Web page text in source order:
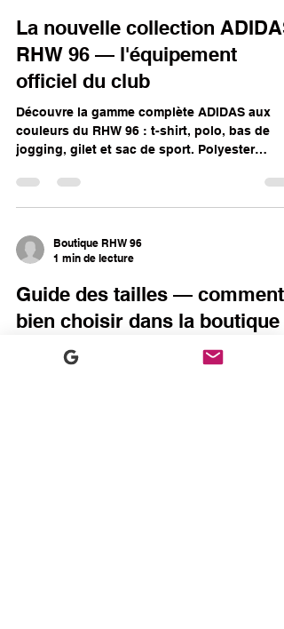
La nouvelle collection ADIDAS
RHW 96 — l'équipement
officiel du club
Découvre la gamme complète ADIDAS aux
couleurs du RHW 96 : t-shirt, polo, bas de
jogging, gilet et sac de sport. Polyester
marquage du club.
Boutique RHW 96
1 min de lecture
Guide des tailles — comment
bien choisir dans la boutique
RHW 96